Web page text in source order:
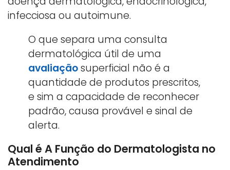
infecciosa ou autoimune.
O que separa uma consulta
dermatológica útil de uma
avaliaçãosuperficial não é a
quantidade de produtos prescritos,
e sim a capacidade de reconhecer
padrão, causa provável e sinal de
alerta.
Qual é A Função do Dermatologista no
Atendimento